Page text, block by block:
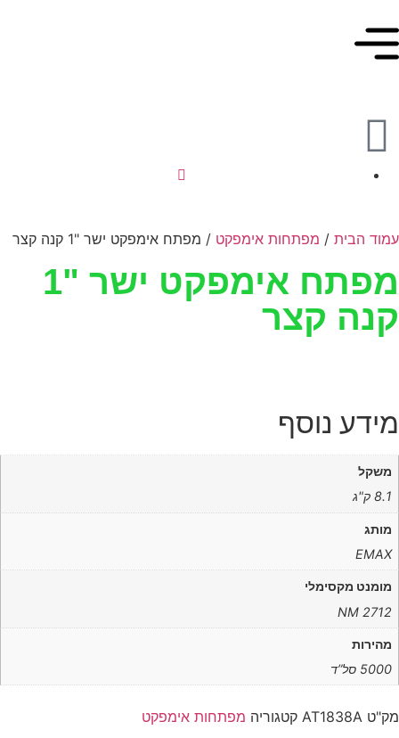
עמוד הבית / מפתחות אימפקט / מפתח אימפקט ישר "1 קנה קצר
מפתח אימפקט ישר "1
קנה קצר
מידע נוסף
משקל
8.1 ק"ג
מותג
EMAX
מומנט מקסימלי
NM 2712
מהירות
5000 סל”ד
מק"ט AT1838A קטגוריה מפתחות אימפקט